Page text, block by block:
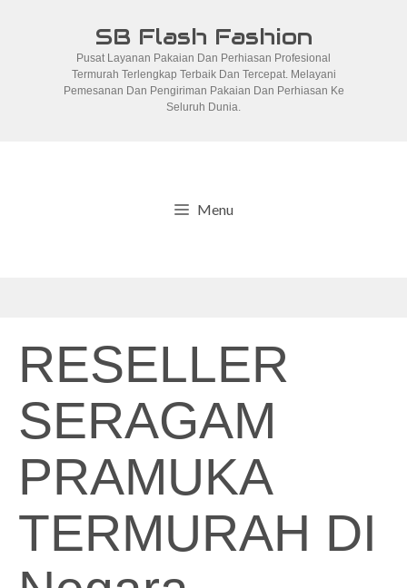
SB Flash Fashion
Pusat Layanan Pakaian Dan Perhiasan Profesional
Termurah Terlengkap Terbaik Dan Tercepat. Melayani
Pemesanan Dan Pengiriman Pakaian Dan Perhiasan Ke
Seluruh Dunia.
Menu
RESELLER
SERAGAM
PRAMUKA
TERMURAH DI